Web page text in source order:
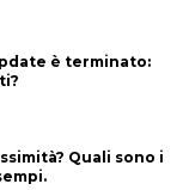
è terminato:
Quali sono i